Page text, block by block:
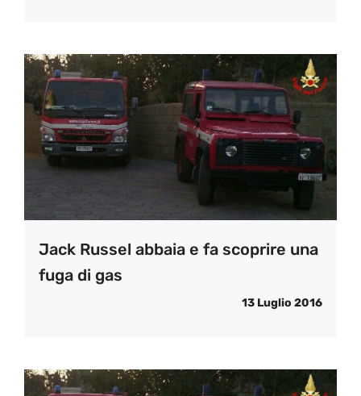
Jack Russel abbaia e fa scoprire una
fuga di gas
13 Luglio 2016